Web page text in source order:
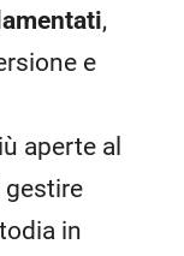
,
e
aperte al
gestire
in